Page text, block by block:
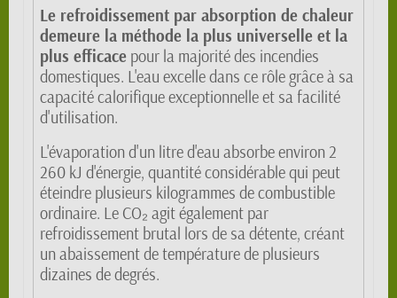
Le refroidissement par absorption de chaleur
demeure la méthode la plus universelle et la
plus efficace pour la majorité des incendies
domestiques. L'eau excelle dans ce rôle grâce à sa
capacité calorifique exceptionnelle et sa facilité
d'utilisation.
L'évaporation d'un litre d'eau absorbe environ 2
260 kJ d'énergie, quantité considérable qui peut
éteindre plusieurs kilogrammes de combustible
ordinaire. Le CO₂ agit également par
refroidissement brutal lors de sa détente, créant
un abaissement de température de plusieurs
dizaines de degrés.